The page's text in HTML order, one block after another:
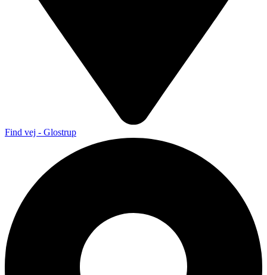
Find vej - Glostrup